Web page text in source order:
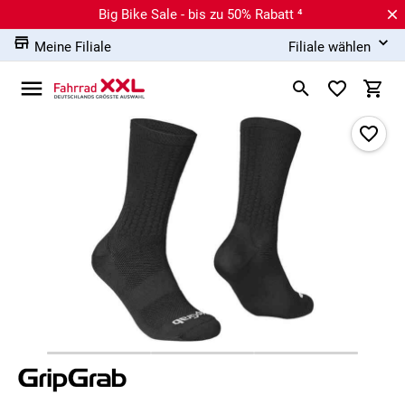
Big Bike Sale - bis zu 50% Rabatt ⁴
Meine Filiale
Filiale wählen